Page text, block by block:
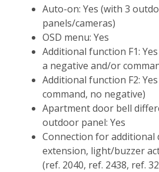
Auto-on: Yes (with 3
panels/cameras)
OSD menu: Yes
Additional function F1:
a negative and/or
Additional function F2:
command, no negative)
Apartment door bell
outdoor panel: Yes
Connection for additional
extension, light/buzzer
(ref. 2040, ref. 2438, ref.